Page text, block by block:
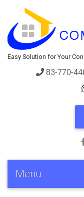
Easy Solution for Your
83-770-
Menu